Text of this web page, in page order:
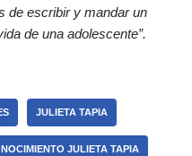
de escribir y mandar un
de una adolescente”.
JULIETA TAPIA
JULIETA TAPIA